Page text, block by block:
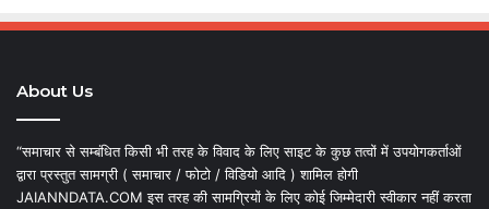
About Us
“समाचार से सम्बंधित किसी भी तरह के विवाद के लिए साइट के कुछ तत्वों में उपयोगकर्ताओं
द्वारा प्रस्तुत सामग्री ( समाचार / फोटो / विडियो आदि ) शामिल होगी
JAIANNDATA.COM इस तरह की सामग्रियों के लिए कोई जिम्मेदारी स्वीकार नहीं करता